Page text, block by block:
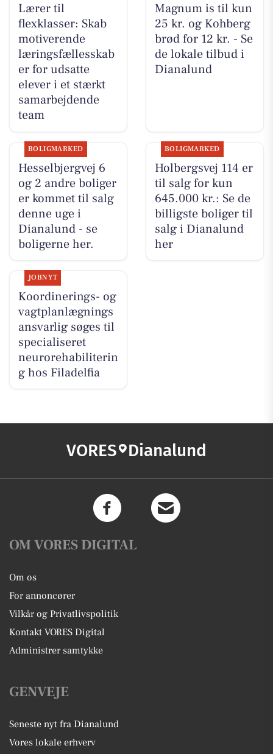
Lærer til
flexklasser: Skab
motiverende
læringsfællesskab
er for udsatte
elever i et stærkt
samarbejdende
team
Magnum is til kun
25 kr. og Kohberg
brød for 12 kr. - Se
de lokale tilbud i
Dianalund
BOLIGMARKED
Hesselbjergvej 6
og 2 andre boliger
er kommet til salg
denne uge i
Dianalund - se
boligerne her.
BOLIGMARKED
Holbergsvej 114 er
til salg for kun
645.000 kr.: Se de
billigste boliger til
salg i Dianalund
her
JOBNYT
Koordinerings- og
vagtplanlægnings
ansvarlig søges til
specialiseret
neurorehabiliterin
g hos Filadelfia
VORES Dianalund
OM VORES DIGITAL
Om os
For annoncører
Vilkår og Privatlivspolitik
Kontakt VORES Digital
Administrer samtykke
GENVEJE
Seneste nyt fra Dianalund
Vores lokale erhverv